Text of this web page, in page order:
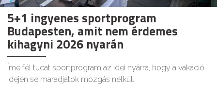
5+1 ingyenes sportprogram
Budapesten, amit nem érdemes
kihagyni 2026 nyarán
Íme fél tucat sportprogram az idei nyárra, hogy a vakáció
idején se maradjatok mozgás nélkül.